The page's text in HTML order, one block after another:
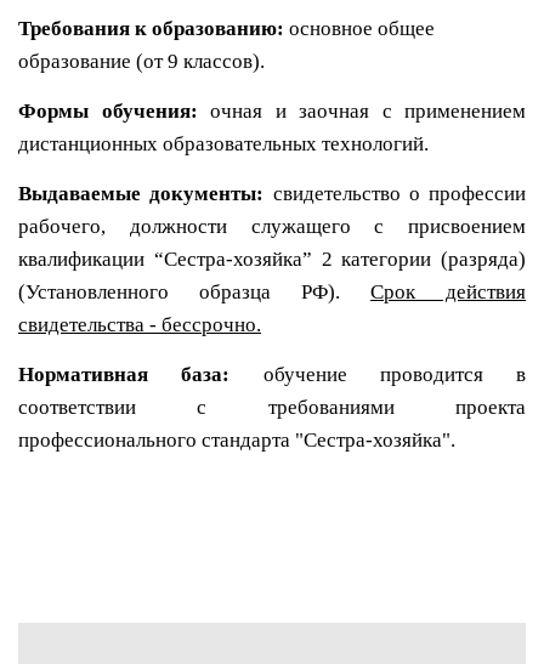
Требования к образованию: основное общее
образование (от 9 классов).
Формы обучения: очная и заочная с применением
дистанционных образовательных технологий.
Выдаваемые документы: свидетельство о профессии
рабочего, должности служащего с присвоением
квалификации “Сестра-хозяйка” 2 категории (разряда)
(Установленного образца РФ). Срок действия
свидетельства - бессрочно.
Нормативная база:
обучение проводится в
соответствии с требованиями проекта
профессионального стандарта "Сестра-хозяйка".